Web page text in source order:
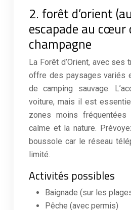
2. forêt d’orient
escapade au cœur
champagne
La Forêt d’Orient, avec
offre des paysages variés
de camping sauvage.
voiture, mais il est
zones moins
calme et la nature.
boussole car le réseau
limité.
Activités possibles
Baignade (sur les
Pêche (avec permis)